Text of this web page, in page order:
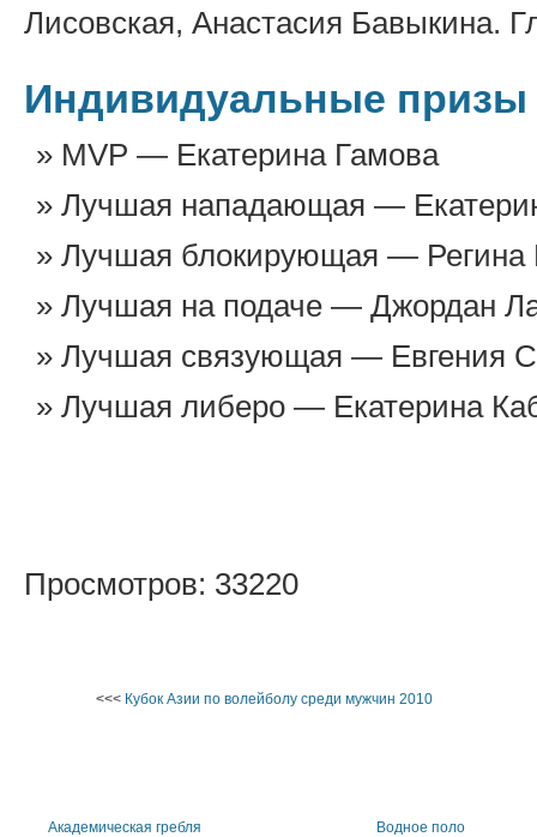
Лисовская, Анастасия Бавыкина.
Индивидуальные призы
MVP — Екатерина Гамова
Лучшая нападающая —
Лучшая блокирующая — Регина
Лучшая на подаче — Джордан
Лучшая связующая — Евгения
Лучшая либеро — Екатерина
Просмотров: 33220
<<< Кубок Азии по волейболу среди мужчин 2010
Академическая гребля
Водное поло